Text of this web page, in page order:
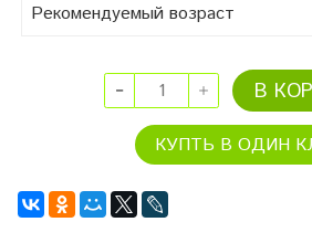
Рекомендуемый возраст
В
КУПТЬ В ОДИН